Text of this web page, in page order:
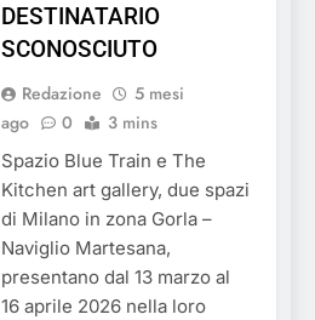
DESTINATARIO
SCONOSCIUTO
Redazione
5 mesi
ago
0 3 mins
Spazio Blue Train e The
Kitchen art gallery, due spazi
di Milano in zona Gorla –
Naviglio Martesana,
presentano dal 13 marzo al
16 aprile 2026 nella loro